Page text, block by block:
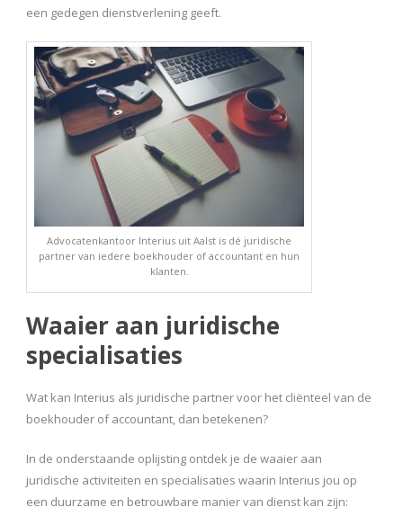
een gedegen dienstverlening geeft.
Advocatenkantoor Interius uit Aalst is dé juridische
partner van iedere boekhouder of accountant en hun
klanten.
Waaier aan juridische
specialisaties
Wat kan Interius als juridische partner voor het cliënteel van de
boekhouder of accountant, dan betekenen?
In de onderstaande oplijsting ontdek je de waaier aan
juridische activiteiten en specialisaties waarin Interius jou op
een duurzame en betrouwbare manier van dienst kan zijn: